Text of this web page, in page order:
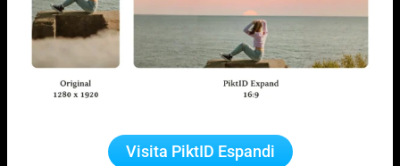
Visita PiktID Espandi